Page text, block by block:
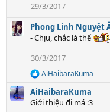
29/3/2017
Phong Linh Nguyệt
- Chịu, chắc là thế
30/3/2017
R
e
a
c
AiHaibaraKuma
AiHaibaraKuma
Giới thiệu đi má :3